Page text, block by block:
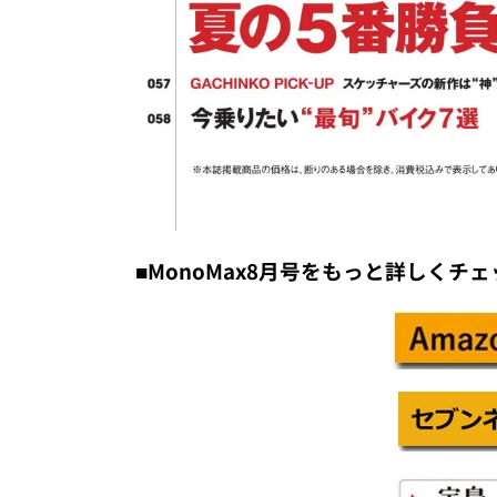
■MonoMax8月号をもっと詳しくチェ